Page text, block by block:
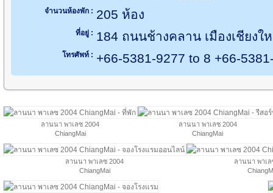
จำนวนห้องพัก : 205 ห้อง
ที่อยู่ : 184 ถนนช้างคลาน เมืองเชียงใ
โทรศัพท์ : +66-5381-9277 to 8 +66-
ลานนา พาเลซ 2004
ChiangMai
ลานนา พาเลซ 2004
ChiangMai
ลานนา พาเลซ 2004
ChiangMai
ลานนา พาเล